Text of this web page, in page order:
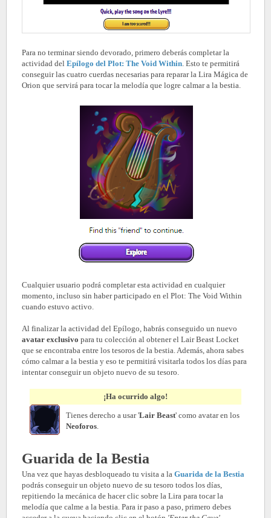
Para no terminar siendo devorado, primero deberás completar la
actividad del Epílogo del Plot: The Void Within. Esto te permitirá
conseguir las cuatro cuerdas necesarias para reparar la Lira Mágica de
Orion que servirá para tocar la melodía que logre calmar a la bestia.
Cualquier usuario podrá completar esta actividad en cualquier
momento, incluso sin haber participado en el Plot: The Void Within
cuando estuvo activo.
Al finalizar la actividad del Epílogo, habrás conseguido un nuevo
avatar exclusivo para tu colección al obtener el Lair Beast Locket
que se encontraba entre los tesoros de la bestia. Además, ahora sabes
cómo calmar a la bestia y eso te permitirá visitarla todos los días para
intentar conseguir un objeto nuevo de su tesoro.
¡Ha ocurrido algo!
Tienes derecho a usar 'Lair Beast' como avatar en los
Neoforos.
Guarida de la Bestia
Una vez que hayas desbloqueado tu visita a la Guarida de la Bestia
podrás conseguir un objeto nuevo de su tesoro todos los días,
repitiendo la mecánica de hacer clic sobre la Lira para tocar la
melodía que calme a la bestia. Para ir paso a paso, primero debes